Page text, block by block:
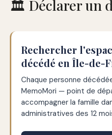
🏛️ Déclarer un
Rechercher
décédé en Île-de-
Chaque personne
MemoMori — point de
accompagner la famille
administratives des 12